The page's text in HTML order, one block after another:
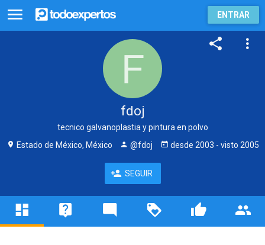
ENTRAR
fdoj
tecnico galvanoplastia y pintura en polvo
Estado de México, México
@fdoj desde 2003 - visto 2005
SEGUIR